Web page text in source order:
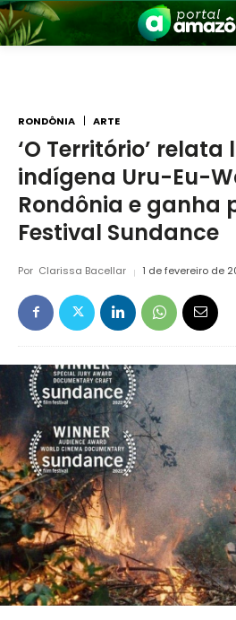
Amazônia
RONDÔNIA ARTE
‘O Território’
indígena Uru-Eu-
Rondônia e ganha
Festival Sundance
Por Clarissa Bacellar 1 de fevereiro de